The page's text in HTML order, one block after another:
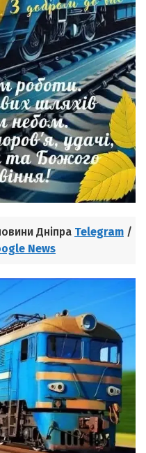
Дніпра Telegram /
News